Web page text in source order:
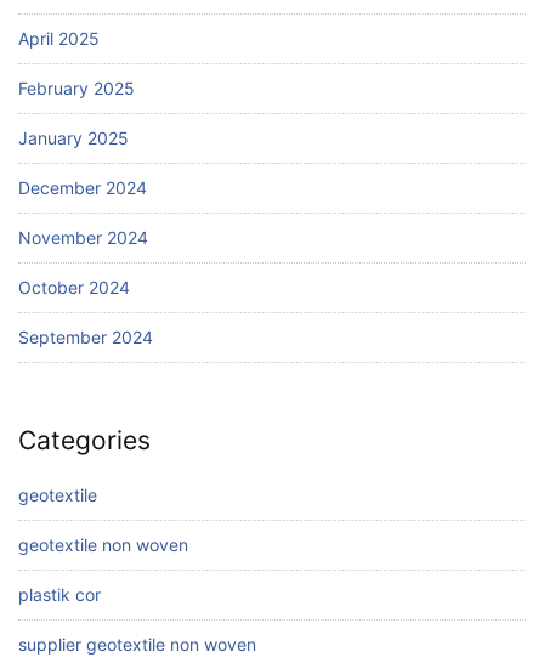
April 2025
February 2025
January 2025
December 2024
November 2024
October 2024
September 2024
Categories
geotextile
geotextile non woven
plastik cor
supplier geotextile non woven